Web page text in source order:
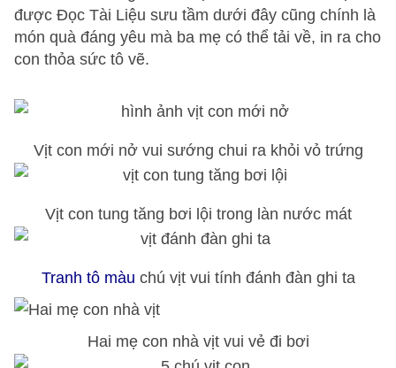
được Đọc Tài Liệu sưu tầm dưới đây cũng chính là
món quà đáng yêu mà ba mẹ có thể tải về, in ra cho
con thỏa sức tô vẽ.
Vịt con mới nở vui sướng chui ra khỏi vỏ trứng
Vịt con tung tăng bơi lội trong làn nước mát
Tranh tô màu chú vịt vui tính đánh đàn ghi ta
Hai mẹ con nhà vịt vui vẻ đi bơi